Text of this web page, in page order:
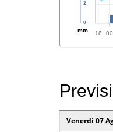
mm 18 00
0
2
Venerdi 07